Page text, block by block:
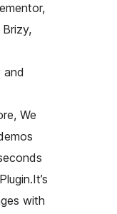
and
We
with